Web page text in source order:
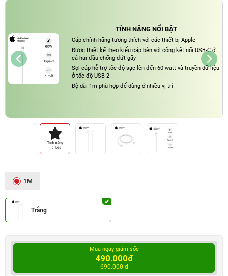
TÍNH NĂNG NỔI BẬT
Cáp chính hãng tương thích với các thiết bị Apple
Được thiết kế theo kiểu cáp bện với cổng kết nối USB-C ở
cả hai đầu chống đứt gãy
Sợi cáp hỗ trợ tốc độ sạc lên đến 60 watt và truyền dữ liệu
ở tốc độ USB 2
Độ dài 1m phù hợp để dùng ở nhiều vị trí
1M
Trắng
Mua ngay giảm sốc
490.000đ
690.000 đ